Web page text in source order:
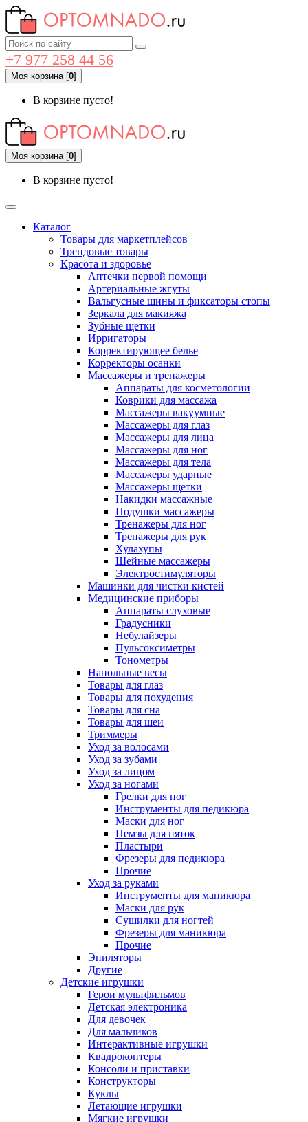
+7 977 258 44 56
Моя корзина[0]
В корзине пусто!
Моя корзина[0]
В корзине пусто!
Каталог
Товары для маркетплейсов
Трендовые товары
Красота и здоровье
Аптечки первой помощи
Артериальные жгуты
Вальгусные шины и фиксаторы стопы
Зеркала для макияжа
Зубные щетки
Ирригаторы
Корректирующее белье
Корректоры осанки
Массажеры и тренажеры
Аппараты для косметологии
Коврики для массажа
Массажеры вакуумные
Массажеры для глаз
Массажеры для лица
Массажеры для ног
Массажеры для тела
Массажеры ударные
Массажеры щетки
Накидки массажные
Подушки массажеры
Тренажеры для ног
Тренажеры для рук
Хулахупы
Шейные массажеры
Электростимуляторы
Машинки для чистки кистей
Медицинские приборы
Аппараты слуховые
Градусники
Небулайзеры
Пульсоксиметры
Тонометры
Напольные весы
Товары для глаз
Товары для похудения
Товары для сна
Товары для шеи
Триммеры
Уход за волосами
Уход за зубами
Уход за лицом
Уход за ногами
Грелки для ног
Инструменты для педикюра
Маски для ног
Пемзы для пяток
Пластыри
Фрезеры для педикюра
Прочие
Уход за руками
Инструменты для маникюра
Маски для рук
Сушилки для ногтей
Фрезеры для маникюра
Прочие
Эпиляторы
Другие
Детские игрушки
Герои мультфильмов
Детская электроника
Для девочек
Для мальчиков
Интерактивные игрушки
Квадрокоптеры
Консоли и приставки
Конструкторы
Куклы
Летающие игрушки
Мягкие игрушки